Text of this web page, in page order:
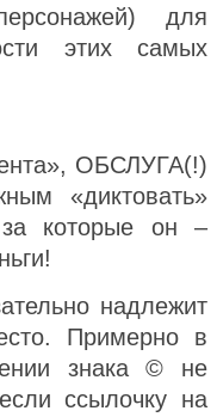
для
этих самых
ОБСЛУГА(!)
«диктовать»
которые он –
надлежит
Примерно в
знака © не
ссылочку на